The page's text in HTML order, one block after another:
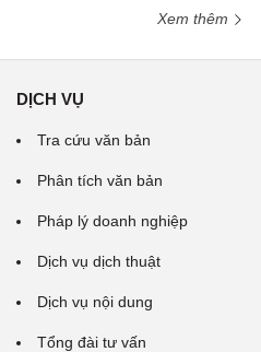
Xem thêm
DỊCH VỤ
Tra cứu văn bản
Phân tích văn bản
Pháp lý doanh nghiệp
Dịch vụ dịch thuật
Dịch vụ nội dung
Tổng đài tư vấn